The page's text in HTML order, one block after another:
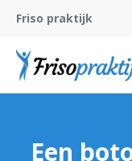
Friso praktijk
Een